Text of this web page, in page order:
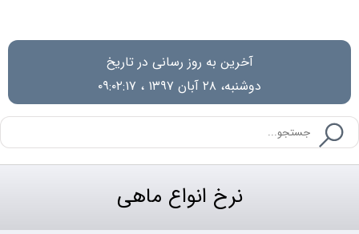
آخرین به روز رسانی در تاریخ
دوشنبه، ۲۸ آبان ۱۳۹۷ ، ۰۹:۰۲:۱۷
نرخ انواع ماهی